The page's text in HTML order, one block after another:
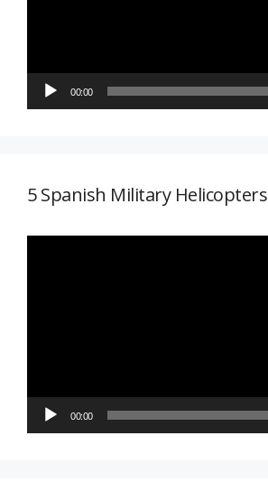
00:00
5 Spanish Military Helicopters
00:00